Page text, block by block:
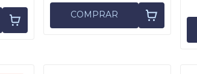
COMPRAR